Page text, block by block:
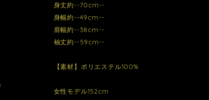
身丈約--70cm--
身幅約--49cm--
肩幅約--38cm--
袖丈約--59cm--
【素材】ポリエステル100%
女性モデル152cm